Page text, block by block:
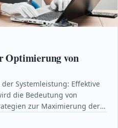
Optimierung von
Systemleistung: Effektive
die Bedeutung von
zur Maximierung der